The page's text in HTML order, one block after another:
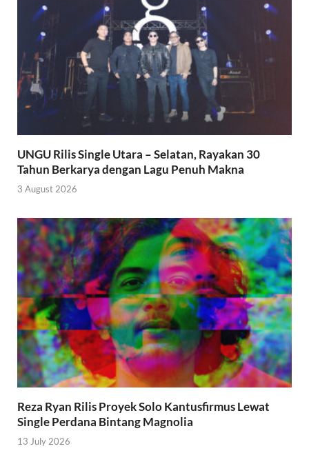
UNGU Rilis Single Utara – Selatan, Rayakan 30
Tahun Berkarya dengan Lagu Penuh Makna
3 August 2026
Reza Ryan Rilis Proyek Solo Kantusfirmus Lewat
Single Perdana Bintang Magnolia
13 July 2026